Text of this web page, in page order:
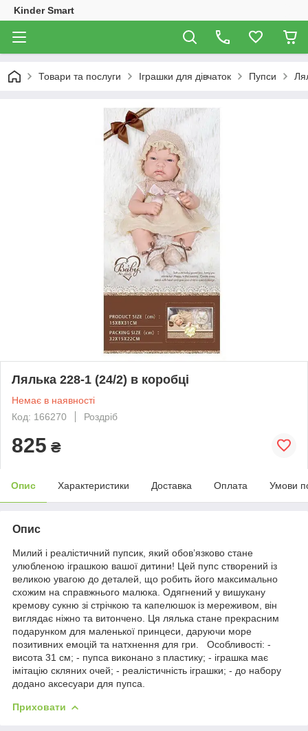
Kinder Smart
Товари та послуги Іграшки для дівчаток Пупси
Лялька 228-1 (24/2) в коробці
Немає в наявності
Код: 166270
Роздріб
825 ₴
Опис Характеристики Доставка Оплата Умови
Опис
Милий і реалістичний пупсик, який обов’язково стане
улюбленою іграшкою вашої дитини! Цей пупс створений із
великою увагою до деталей, що робить його максимально
схожим на справжнього малюка. Одягнений у вишукану
кремову сукню зі стрічкою та капелюшок із мереживом, він
виглядає ніжно та витончено. Ця лялька стане прекрасним
подарунком для маленької принцеси, даруючи море
позитивних емоцій та натхнення для гри. Особливості: -
висота 31 см; - пупса виконано з пластику; - іграшка має
імітацію скляних очей; - реалістичність іграшки; - до набору
додано аксесуари для пупса.
Приховати